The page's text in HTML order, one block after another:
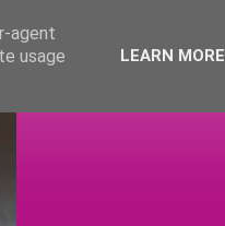
agent
usage
LEARN MORE